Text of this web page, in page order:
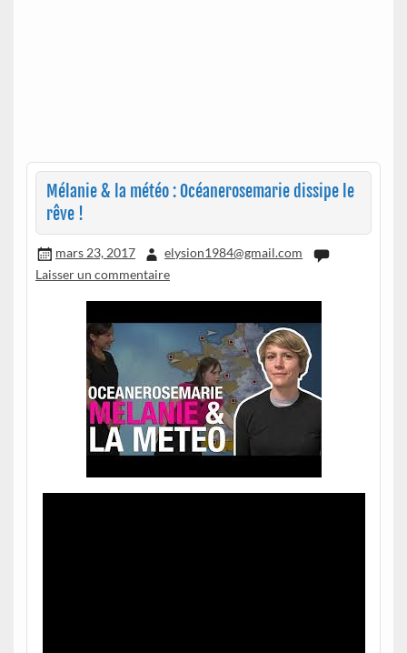
Mélanie & la météo : Océanerosemarie dissipe le
rêve !
mars 23, 2017
elysion1984@gmail.com
Laisser un commentaire